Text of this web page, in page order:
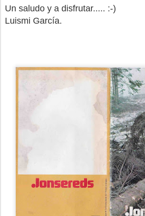
Un saludo y a disfrutar..... :-)
Luismi García.